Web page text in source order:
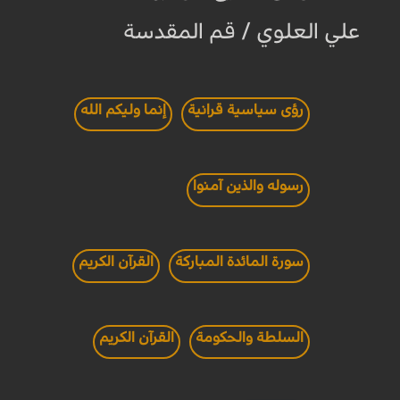
علي العلوي / قم المقدسة
رؤى سياسية قرانية إنما وليكم الله
رسوله والذين آمنوا
سورة المائدة المباركة القرآن الكريم
السلطة والحكومة القرآن الكريم